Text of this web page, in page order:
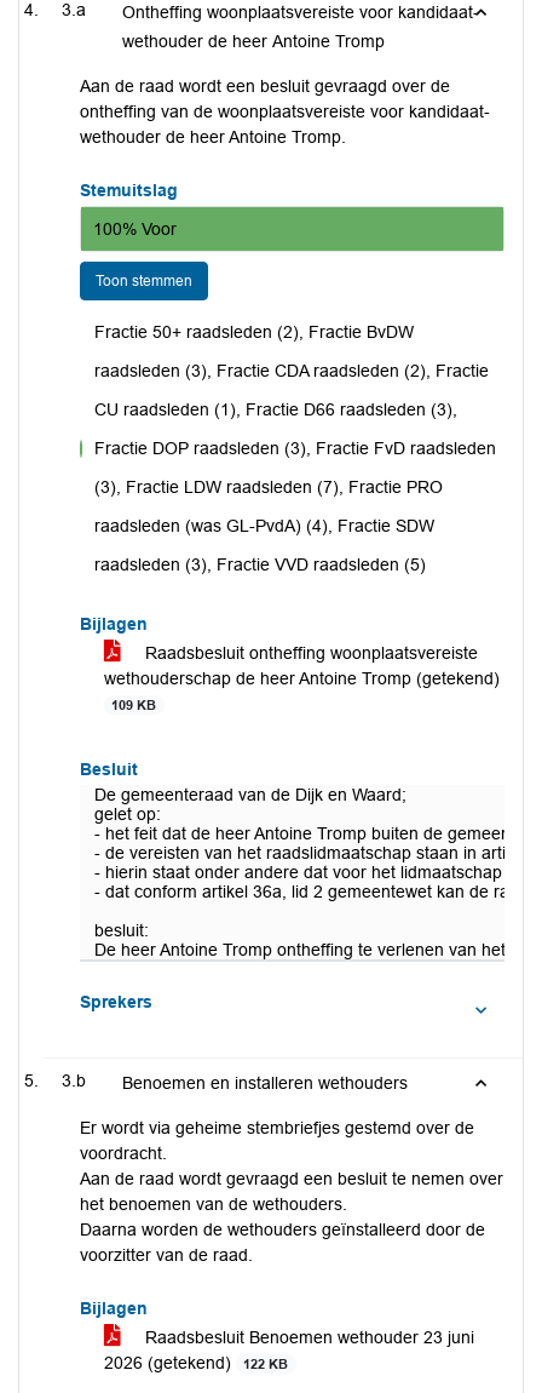
3.a
Ontheffing woonplaatsvereiste voor kandidaat-
wethouder de heer Antoine Tromp
Aan de raad wordt een besluit gevraagd over de
ontheffing van de woonplaatsvereiste voor kandidaat-
wethouder de heer Antoine Tromp.
Stemuitslag
100% Voor
Toon stemmen
Fractie 50+ raadsleden (2), Fractie BvDW
raadsleden (3), Fractie CDA raadsleden (2), Fractie
CU raadsleden (1), Fractie D66 raadsleden (3),
Fractie DOP raadsleden (3), Fractie FvD raadsleden
(3), Fractie LDW raadsleden (7), Fractie PRO
raadsleden (was GL-PvdA) (4), Fractie SDW
raadsleden (3), Fractie VVD raadsleden (5)
Bijlagen
Raadsbesluit ontheffing woonplaatsvereiste
wethouderschap de heer Antoine Tromp (getekend)
109 KB
Besluit
De gemeenteraad van de Dijk en Waard;
gelet op:
- het feit dat de heer Antoine Tromp buiten de gemeente
- de vereisten van het raadslidmaatschap staan in artikel
- hierin staat onder andere dat voor het lidmaatschap
- dat conform artikel 36a, lid 2 gemeentewet kan de
besluit:
De heer Antoine Tromp ontheffing te verlenen van het
Sprekers
3.b Benoemen en installeren wethouders
Er wordt via geheime stembriefjes gestemd over de
voordracht.
Aan de raad wordt gevraagd een besluit te nemen over
het benoemen van de wethouders.
Daarna worden de wethouders geïnstalleerd door de
voorzitter van de raad.
Bijlagen
Raadsbesluit Benoemen wethouder 23 juni
2026 (getekend)
122 KB